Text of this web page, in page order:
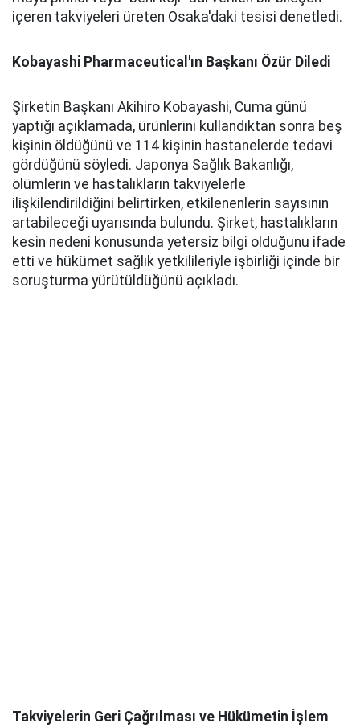
içeren takviyeleri üreten Osaka'daki tesisi denetledi.
Kobayashi Pharmaceutical'ın Başkanı Özür Diledi
Şirketin Başkanı Akihiro Kobayashi, Cuma günü
yaptığı açıklamada, ürünlerini kullandıktan sonra beş
kişinin öldüğünü ve 114 kişinin hastanelerde tedavi
gördüğünü söyledi. Japonya Sağlık Bakanlığı,
ölümlerin ve hastalıkların takviyelerle
ilişkilendirildiğini belirtirken, etkilenenlerin sayısının
artabileceği uyarısında bulundu. Şirket, hastalıkların
kesin nedeni konusunda yetersiz bilgi olduğunu ifade
etti ve hükümet sağlık yetkilileriyle işbirliği içinde bir
soruşturma yürütüldüğünü açıkladı.
Takviyelerin Geri Çağrılması ve Hükümetin İşlem